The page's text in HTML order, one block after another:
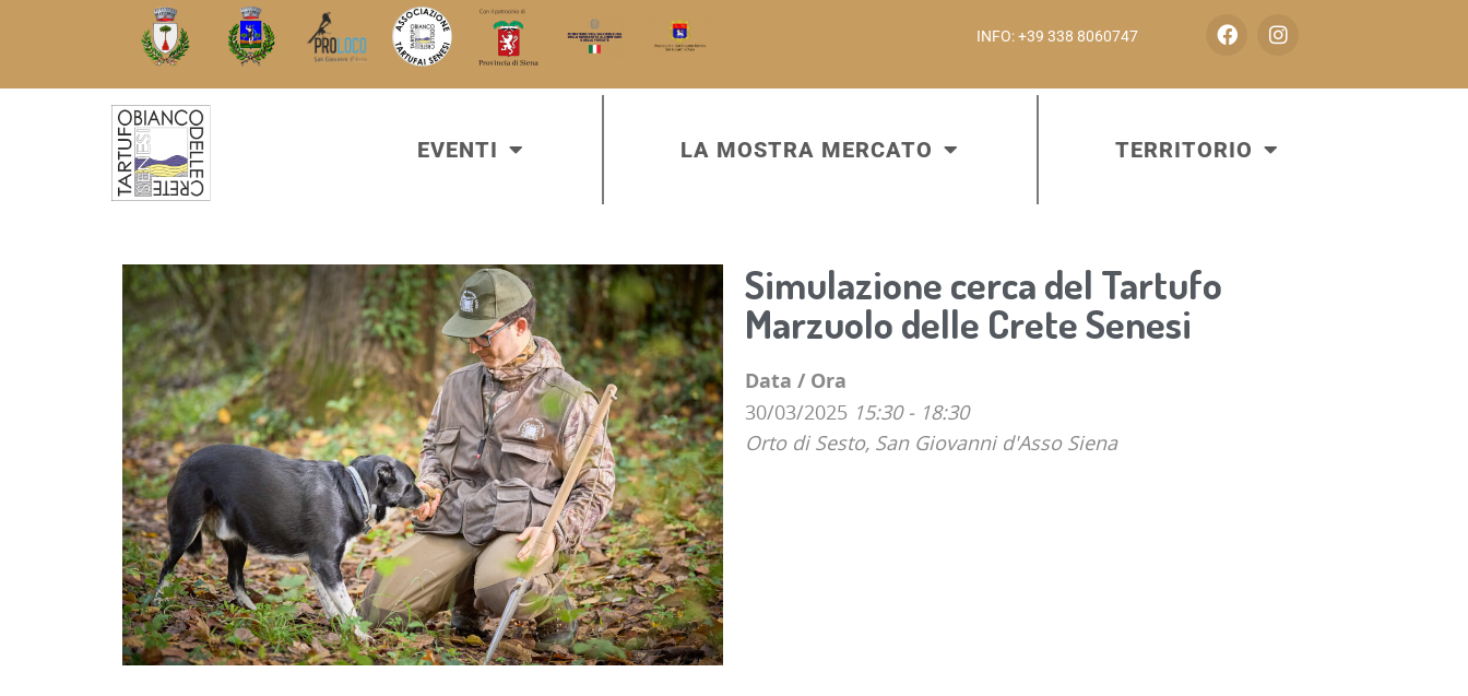
INFO: +39 338 8060747
EVENTI LA MOSTRA MERCATO TERRITORIO
Simulazione cerca del Tartufo
Marzuolo delle Crete Senesi
Data / Ora
30/03/2025 15:30 - 18:30
Orto di Sesto, San Giovanni d'Asso Siena